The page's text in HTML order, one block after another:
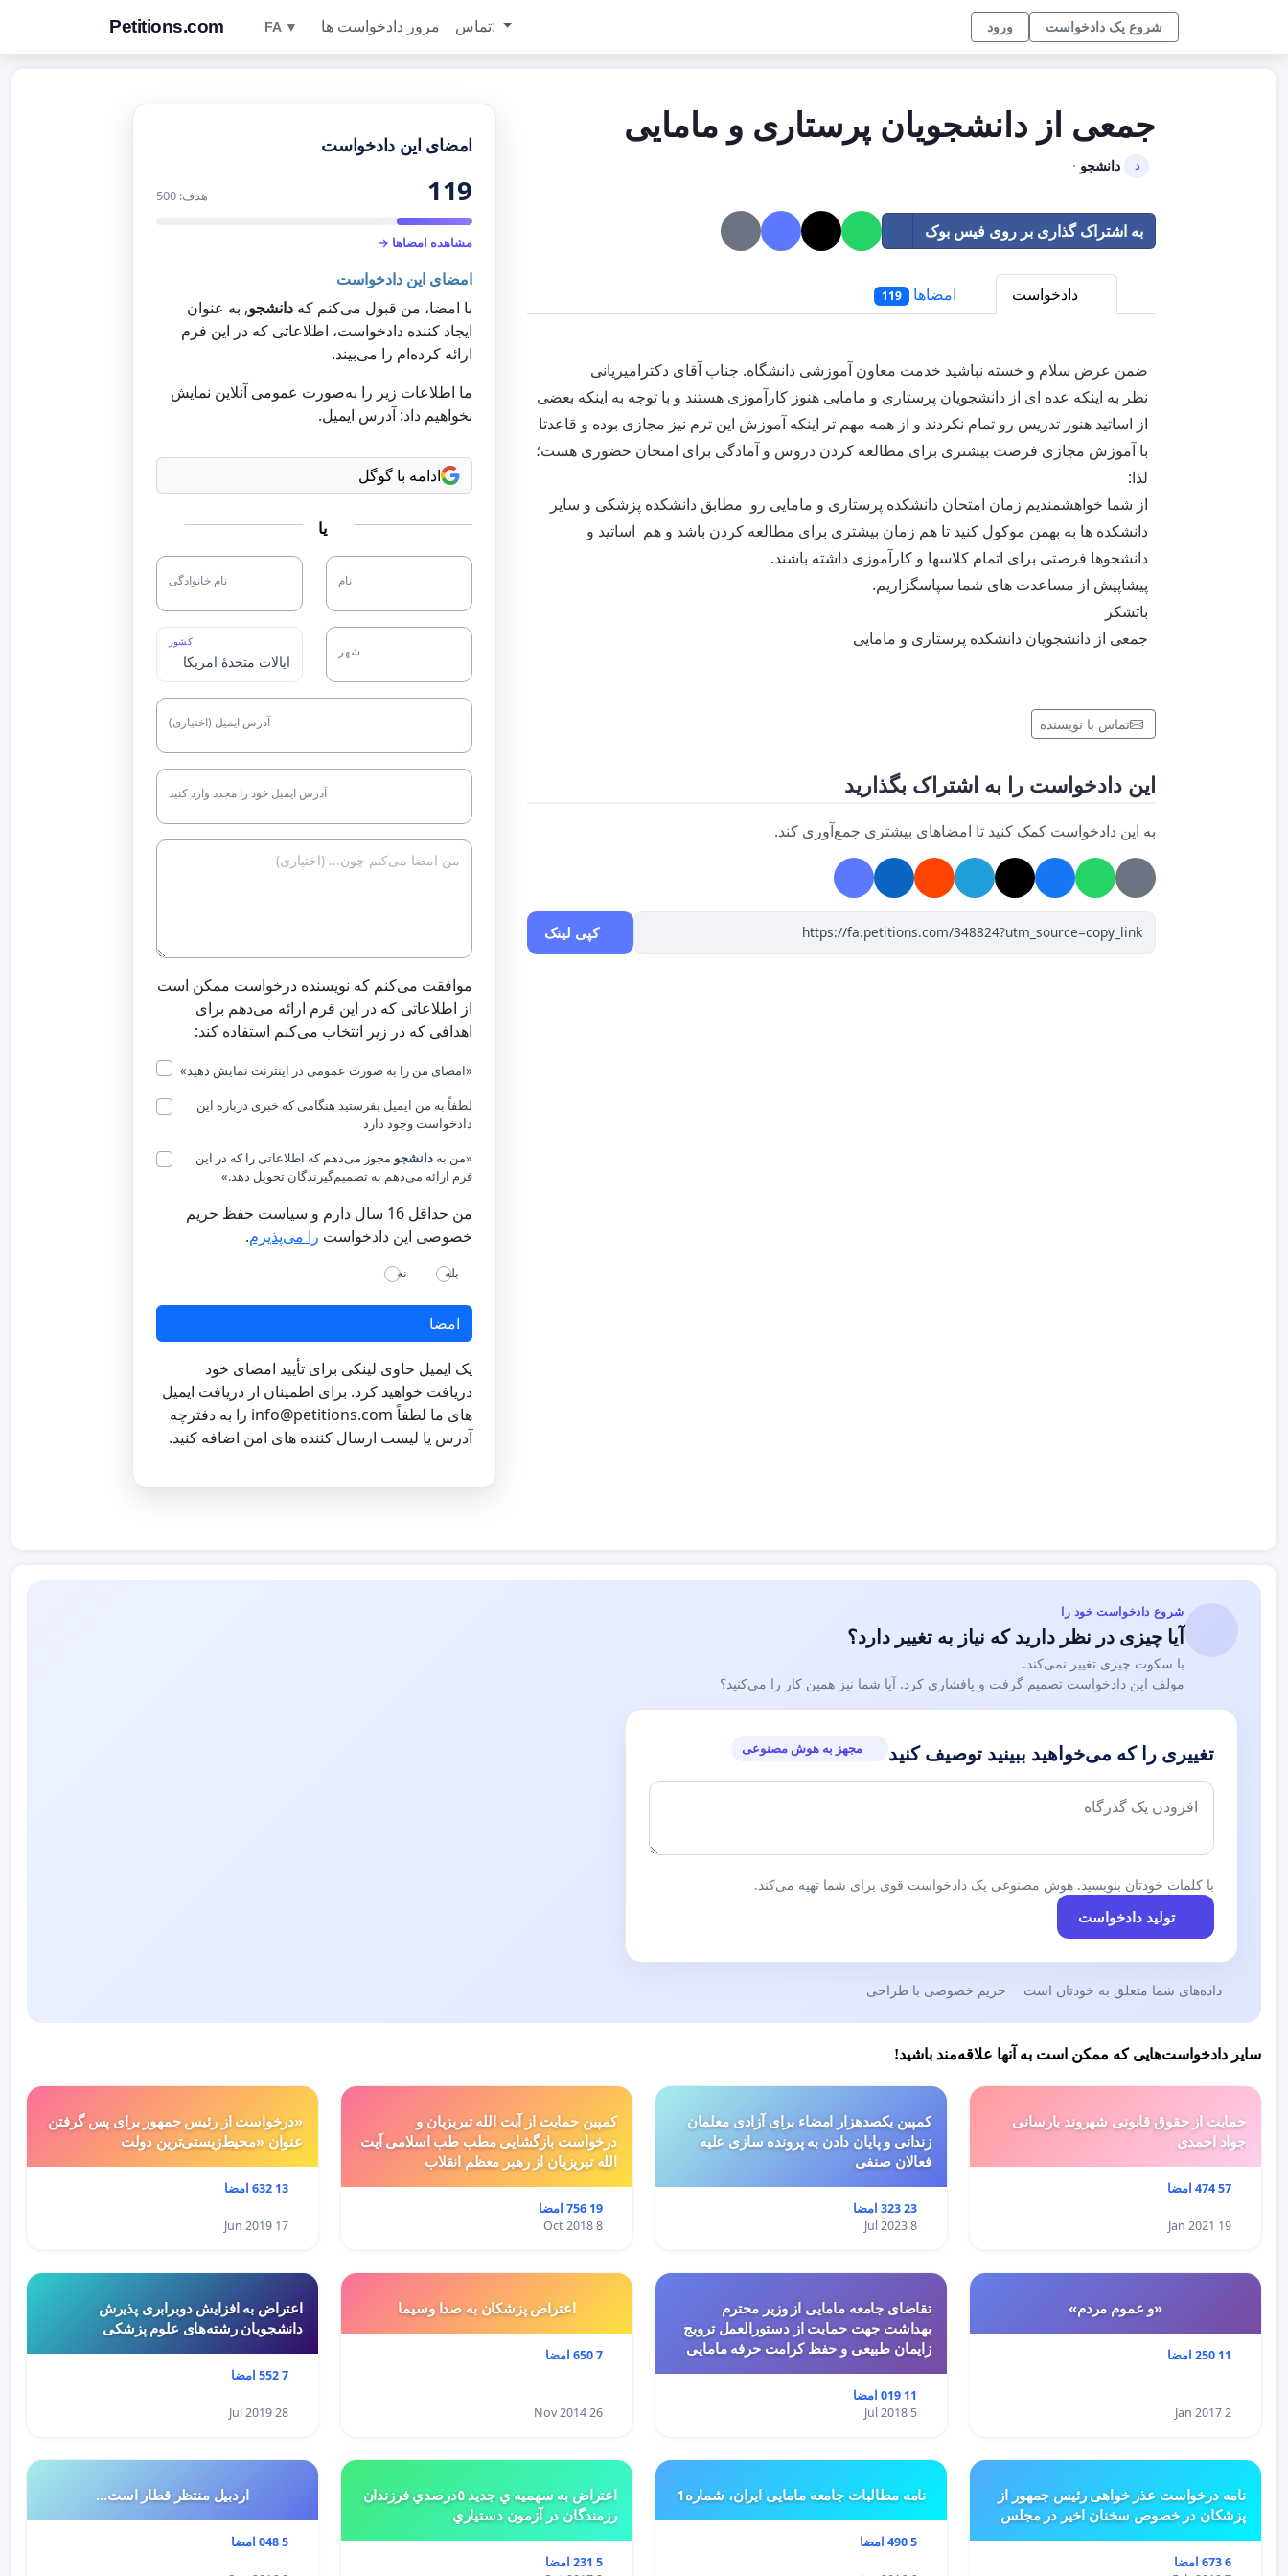
Petitions.com FA ▼ مرور دادخواست ها تماس: ورود شروع یک دادخواست
جمعی از دانشجویان پرستاری و مامایی
د دانشجو ·
به اشتراک گذاری بر روی فیس بوک
دادخواست امضاها 119
ضمن عرض سلام و خسته نباشید خدمت معاون آموزشی دانشگاه. جناب آقای دکترامیریانی
نظر به اینکه عده ای از دانشجویان پرستاری و مامایی هنوز کارآموزی هستند و با توجه به اینکه بعضی
از اساتید هنوز تدریس رو تمام نکردند و از همه مهم تر اینکه آموزش این ترم نیز مجازی بوده و قاعدتا
با آموزش مجازی فرصت بیشتری برای مطالعه کردن دروس و آمادگی برای امتحان حضوری هست؛
لذا:
از شما خواهشمندیم زمان امتحان دانشکده پرستاری و مامایی رو مطابق دانشکده پزشکی و سایر
دانشکده ها به بهمن موکول کنید تا هم زمان بیشتری برای مطالعه کردن باشد و هم اساتید و
دانشجوها فرصتی برای اتمام کلاسها و کارآموزی داشته باشند.
پیشاپیش از مساعدت های شما سپاسگزاریم.
باتشکر
جمعی از دانشجویان دانشکده پرستاری و مامایی
تماس با نویسنده
این دادخواست را به اشتراک بگذارید
به این دادخواست کمک کنید تا امضاهای بیشتری جمع‌آوری کند.
کپی لینک
امضای این دادخواست
119 هدف: 500
مشاهده امضاها →
امضای این دادخواست
با امضا، من قبول می‌کنم که دانشجو, به عنوان
ایجاد کننده دادخواست، اطلاعاتی که در این فرم
ارائه کرده‌ام را می‌بیند.
ما اطلاعات زیر را به‌صورت عمومی آنلاین نمایش
نخواهیم داد: آدرس ایمیل.
ادامه با گوگل
یا
نام نام خانوادگی
شهر
کشور
آدرس ایمیل (اختیاری)
آدرس ایمیل خود را مجدد وارد کنید
موافقت می‌کنم که نویسنده درخواست ممکن است
از اطلاعاتی که در این فرم ارائه می‌دهم برای
اهدافی که در زیر انتخاب می‌کنم استفاده کند:
«امضای من را به صورت عمومی در اینترنت نمایش دهید»
لطفاً به من ایمیل بفرستید هنگامی که خبری درباره این
دادخواست وجود دارد
«من به دانشجو مجوز می‌دهم که اطلاعاتی را که در این
فرم ارائه می‌دهم به تصمیم‌گیرندگان تحویل دهد.»
من حداقل 16 سال دارم و سیاست حفظ حریم
خصوصی این دادخواست را می‌پذیرم.
بله نه
امضا
یک ایمیل حاوی لینکی برای تأیید امضای خود
دریافت خواهید کرد. برای اطمینان از دریافت ایمیل
های ما لطفاًinfo@petitions.com را به دفترچه
آدرس یا لیست ارسال کننده های امن اضافه کنید.
شروع دادخواست خود را
آیا چیزی در نظر دارید که نیاز به تغییر دارد؟
با سکوت چیزی تغییر نمی‌کند.
مولف این دادخواست تصمیم گرفت و پافشاری کرد. آیا شما نیز همین کار را می‌کنید؟
تغییری را که می‌خواهید ببینید توصیف کنید مجهز به هوش مصنوعی
با کلمات خودتان بنویسید. هوش مصنوعی یک دادخواست قوی برای شما تهیه می‌کند.
تولید دادخواست
داده‌های شما متعلق به خودتان است حریم خصوصی با طراحی
سایر دادخواست‌هایی که ممکن است به آنها علاقه‌مند باشید!
حمایت از حقوق قانونی شهروند یارسانی
جواد احمدی
57 474 امضا
19 Jan 2021
کمپین یکصدهزار امضاء برای آزادی معلمان
زندانی و پایان دادن به پرونده سازی علیه
فعالان صنفی
23 323 امضا
8 Jul 2023
کمپین حمایت از آیت الله تبریزیان و
درخواست بازگشایی مطب طب اسلامی آیت
الله تبریزیان از رهبر معظم انقلاب
19 756 امضا
8 Oct 2018
«درخواست از رئیس جمهور برای پس گرفتن
عنوان «محیط‌زیستی‌ترین دولت
13 632 امضا
17 Jun 2019
«و عموم مردم»
11 250 امضا
2 Jan 2017
تقاضای جامعه مامایی از وزیر محترم
بهداشت جهت حمایت از دستورالعمل ترویج
زایمان طبیعی و حفظ کرامت حرفه مامایی
11 019 امضا
5 Jul 2018
اعتراض پزشكان به صدا وسيما
7 650 امضا
26 Nov 2014
اعتراض به افزایش دوبرابری پذیرش
دانشجویان رشته‌های علوم پزشکی
7 552 امضا
28 Jul 2019
نامه درخواست عذر خواهی رئیس جمهور از
پزشکان در خصوص سخنان اخیر در مجلس
6 673 امضا
نامه مطالبات جامعه مامایی ایران، شماره1
5 490 امضا
اعتراض به سهميه ي جديد ٥درصدي فرزندان
رزمندگان در آزمون دستياري
5 231 امضا
اردبیل منتظر قطار است...
5 048 امضا